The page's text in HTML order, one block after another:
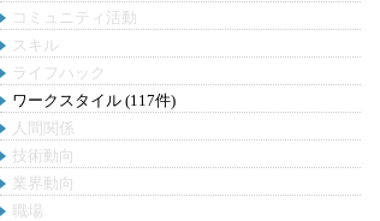
コミュニティ活動
スキル
ライフハック
ワークスタイル (117件)
人間関係
技術動向
業界動向
職場